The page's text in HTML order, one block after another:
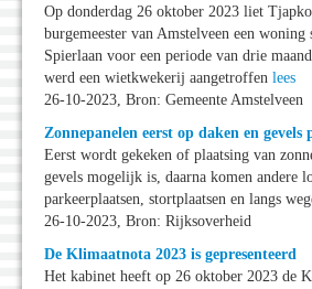
Op donderdag 26 oktober 2023 liet
burgemeester van Amstelveen een woning
Spierlaan voor een periode van drie
werd een wietkwekerij aangetroffen lees
26-10-2023, Bron: Gemeente Amstelveen
Zonnepanelen eerst op daken en gevels
Eerst wordt gekeken of plaatsing van
gevels mogelijk is, daarna komen andere
parkeerplaatsen, stortplaatsen en langs
26-10-2023, Bron: Rijksoverheid
De Klimaatnota 2023 is gepresenteerd
Het kabinet heeft op 26 oktober 2023 de